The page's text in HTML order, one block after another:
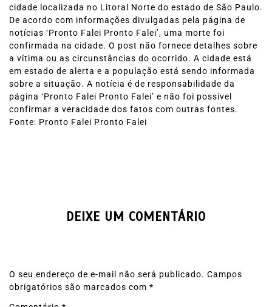
cidade localizada no Litoral Norte do estado de São Paulo.
De acordo com informações divulgadas pela página de
notícias ‘Pronto Falei Pronto Falei’, uma morte foi
confirmada na cidade. O post não fornece detalhes sobre
a vítima ou as circunstâncias do ocorrido. A cidade está
em estado de alerta e a população está sendo informada
sobre a situação. A notícia é de responsabilidade da
página ‘Pronto Falei Pronto Falei’ e não foi possível
confirmar a veracidade dos fatos com outras fontes.
Fonte: Pronto Falei Pronto Falei
DEIXE UM COMENTÁRIO
O seu endereço de e-mail não será publicado.
Campos
obrigatórios são marcados com *